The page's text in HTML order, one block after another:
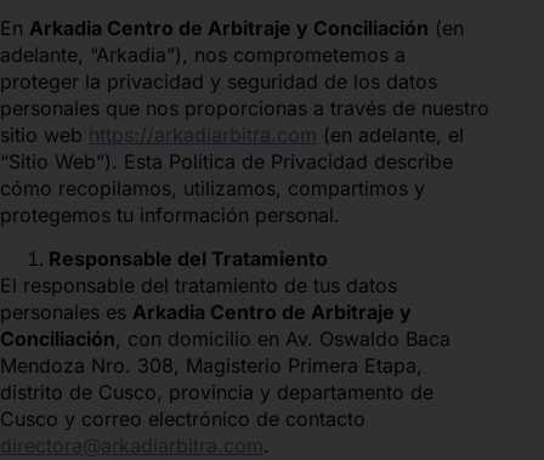
En Arkadia Centro de Arbitraje y Conciliación (en
adelante, “Arkadia”), nos comprometemos a
proteger la privacidad y seguridad de los datos
personales que nos proporcionas a través de nuestro
sitio web https://arkadiarbitra.com (en adelante, el
“Sitio Web”). Esta Política de Privacidad describe
cómo recopilamos, utilizamos, compartimos y
protegemos tu información personal.
Responsable del Tratamiento
El responsable del tratamiento de tus datos
personales es Arkadia Centro de Arbitraje y
Conciliación, con domicilio en Av. Oswaldo Baca
Mendoza Nro. 308, Magisterio Primera Etapa,
distrito de Cusco, provincia y departamento de
Cusco y correo electrónico de contacto
directora@arkadiarbitra.com.